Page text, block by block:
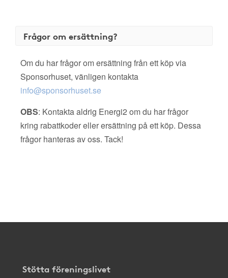
Frågor om ersättning?
Om du har frågor om ersättning från ett köp via
Sponsorhuset, vänligen kontakta
info@sponsorhuset.se
OBS: Kontakta aldrig Energi2 om du har frågor
kring rabattkoder eller ersättning på ett köp. Dessa
frågor hanteras av oss. Tack!
Stötta föreningslivet